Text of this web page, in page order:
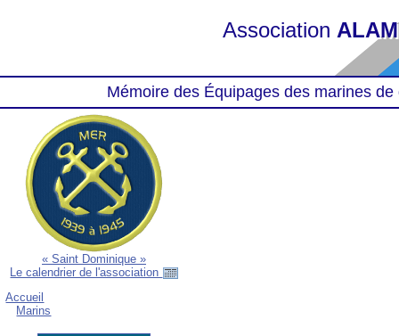
Association
Mémoire des Équipages des marines
« Saint Dominique »
Le calendrier de l'association
Accueil
Marins